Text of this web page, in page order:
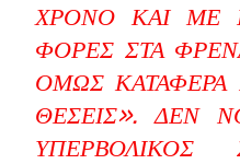
ΧΡΌΝΟ ΚΑΙ ΜΕ
ΦΟΡΈΣ ΣΤΑ
ΌΜΩΣ
ΘΈΣΕΙΣ». ΔΕΝ
ΥΠΕΡΒΟΛΙΚΌΣ